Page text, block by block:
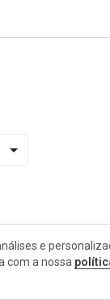
e
com a nossa